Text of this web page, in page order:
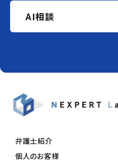
AI相談
弁護士紹介
個人のお客様